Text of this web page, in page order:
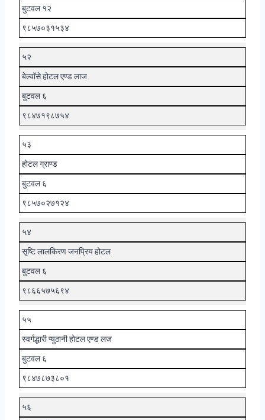
बुटवल १२
९८५७०३१५३४
५२
बेल्वॉसे होटल एण्ड लाज
बुटवल ६
९८४७१९८७५४
५३
होटल ग्राण्ड
बुटवल ६
९८५७०२७१२४
५४
सृष्टि लालकिरण जनप्रिय होटल
बुटवल ६
९८६६५७५६९४
५५
स्वर्गद्धारी प्युठानी होटल एण्ड लज
बुटवल ६
९८४७८७३८०१
५६